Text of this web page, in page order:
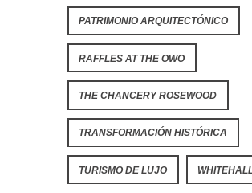
PATRIMONIO ARQUITECTÓNICO
RAFFLES AT THE OWO
THE CHANCERY ROSEWOOD
TRANSFORMACIÓN HISTÓRICA
TURISMO DE LUJO WHITEHALL